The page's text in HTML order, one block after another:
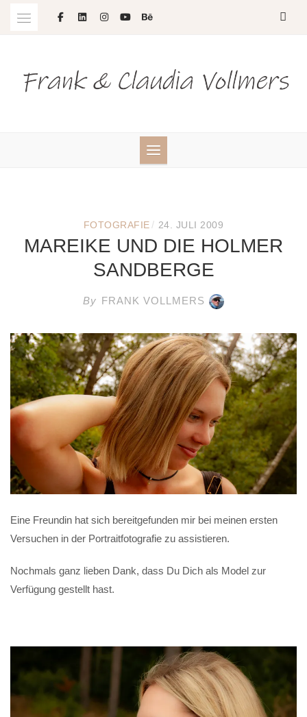
FOTOGRAFIE / 24. JULI 2009
MAREIKE UND DIE HOLMER
SANDBERGE
By FRANK VOLLMERS
Eine Freundin hat sich bereitgefunden mir bei meinen ersten
Versuchen in der Portraitfotografie zu assistieren.
Nochmals ganz lieben Dank, dass Du Dich als Model zur
Verfügung gestellt hast.